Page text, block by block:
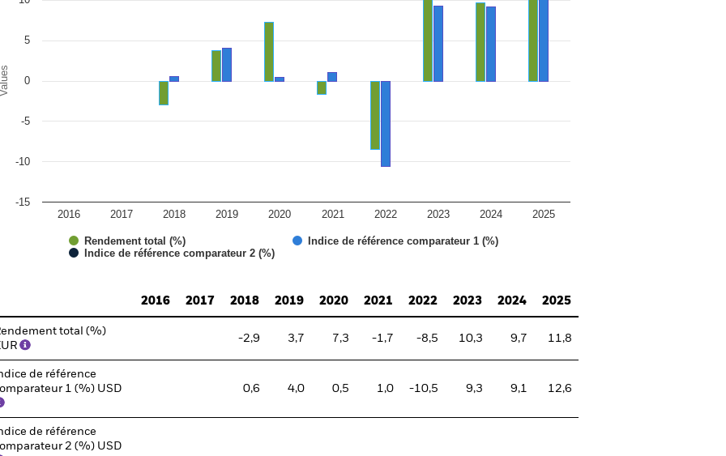
Values
Rendement total (%)
Indice de référence comparateur 1 (%)
Indice de référence comparateur 2 (%)
2016 2017 2018 2019 2020 2021 2022 2023 2024 2025
-15
-10
-5
0
5
2016
2017 2018 2019 2020 2021 2022 2023 2024 2025
total (%)
-2,9 3,7 7,3 -1,7 -8,5 10,3 9,7 11,8
de référence
1 (%) USD
0,6 4,0 0,5 1,0 -10,5 9,3 9,1 12,6
de référence
2 (%) USD